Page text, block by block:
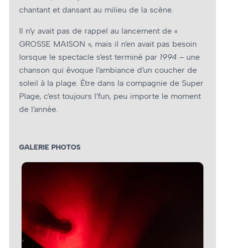
chantant et dansant au milieu de la scène.
Il n’y avait pas de rappel au lancement de «
GROSSE MAISON », mais il n’en avait pas besoin
lorsque le spectacle s’est terminé par 1994 – une
chanson qui évoque l’ambiance d’un coucher de
soleil à la plage. Être dans la compagnie de Super
Plage, c’est toujours l’fun, peu importe le moment
de l’année.
GALERIE PHOTOS